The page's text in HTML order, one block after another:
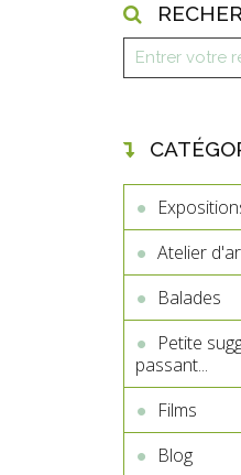
Atelier
Balades
Petite
passant...
Films
Blog